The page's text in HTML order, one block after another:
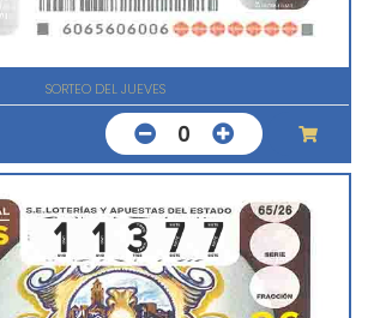
SORTEO DEL JUEVES
0